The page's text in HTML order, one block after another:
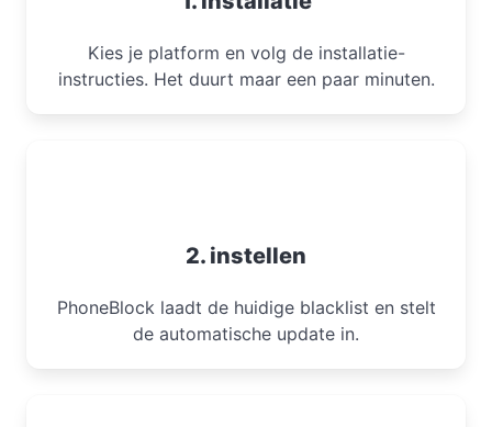
Kies je platform en volg de installatie-
instructies. Het duurt maar een paar minuten.
2. instellen
PhoneBlock laadt de huidige blacklist en stelt
de automatische update in.